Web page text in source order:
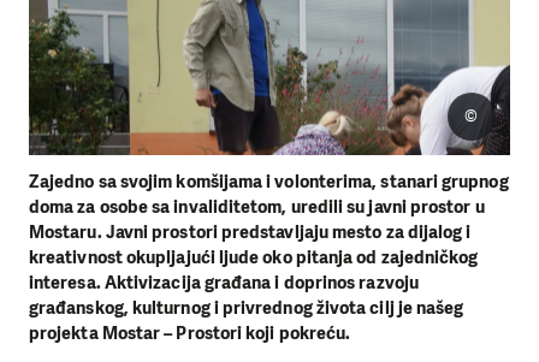
Zajedno sa svojim komšijama i volonterima, stanari grupnog
doma za osobe sa invaliditetom, uredili su javni prostor u
Mostaru. Javni prostori predstavljaju mesto za dijalog i
kreativnost okupljajući ljude oko pitanja od zajedničkog
interesa. Aktivizacija građana i doprinos razvoju
građanskog, kulturnog i privrednog života cilj je našeg
projekta Mostar – Prostori koji pokreću.
©